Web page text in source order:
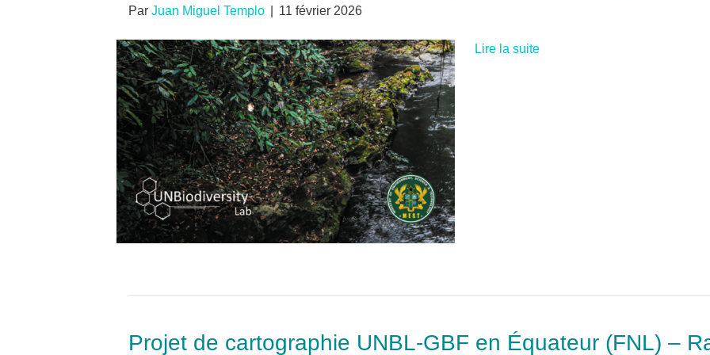
Par Juan Miguel Templo 11 février 2026
Lire la suite
Projet de cartographie UNBL-GBF en Équateur (FNL) –